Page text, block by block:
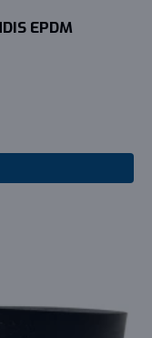
EPDM